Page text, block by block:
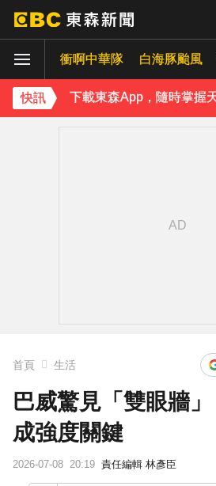
衝啊中華隊 白海豚颱風
快訊
下載東森App，隨時掌握
首頁 生活
巴威驚見「雙眼牆
成強度關鍵
2026-07-08 20:19 責任編輯 林彥臣